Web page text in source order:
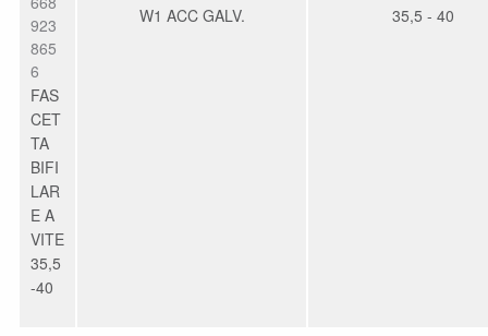
923
865
6
FAS
CET
TA
BIFI
LAR
E A
VITE
35,5
-40
W1 ACC GALV. 35,5 - 40